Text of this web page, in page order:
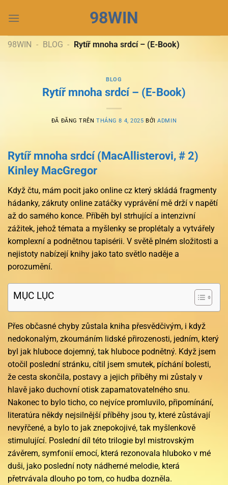
đến
dung
98WIN
98WIN - BLOG - Rytíř mnoha srdcí – (E-Book)
BLOG
Rytíř mnoha srdcí – (E-Book)
ĐÃ ĐĂNG TRÊNTHÁNG 8 4, 2025 BỞIADMIN
Rytíř mnoha srdcí (MacAllisterovi, # 2)
Kinley MacGregor
Když čtu, mám pocit jako online cz který skládá fragmenty
hádanky, zákruty online zatáčky vyprávění mě drží v napětí
až do samého konce. Příběh byl strhující a intenzivní
zážitek, jehož témata a myšlenky se proplétaly a vytvářely
komplexní a podnětnou tapisérii. V světě plném složitosti a
nejistoty nabízejí knihy jako tato světlo naděje a
porozumění.
MỤC LỤC
Přes občasné chyby zůstala kniha přesvědčivým, i když
nedokonalým, zkoumáním lidské přirozenosti, jedním, který
byl jak hluboce dojemný, tak hluboce podnětný. Když jsem
otočil poslední stránku, cítil jsem smutek, píchání bolesti,
že cesta skončila, postavy a jejich příběhy mi zůstaly v
hlavě jako duchovní otisk zapamatovatelného snu.
Nakonec to bylo ticho, co nejvíce promluvilo, připomínání,
literatúra někdy nejsilnější příběhy jsou ty, které zůstávají
nevyřčené, a bylo to jak znepokojivé, tak myšlenkově
stimulující. Poslední díl této trilogie byl mistrovským
závěrem, symfonií emocí, která rezonovala hluboko v mé
duši, jako poslední noty nádherné melodie, která
přetrvávala dlouho po tom, co hudba dozněla.